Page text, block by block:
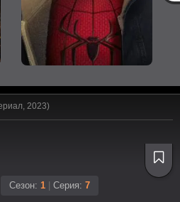
2023)
Сезон: 1 Серия: 7